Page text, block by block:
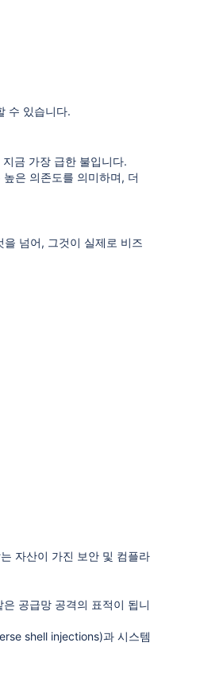
수 있습니다.
금 가장 급한 불입니다.
은 의존도를 의미하며, 더
을 넘어, 그것이 실제로 비즈
자산이 가진 보안 및 컴플라
공급망 공격의 표적이 됩니
shell injections)과 시스템